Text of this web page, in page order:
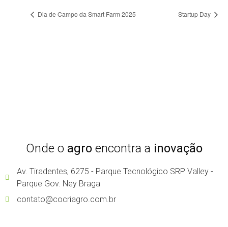
Dia de Campo da Smart Farm 2025 Startup Day
Onde o agroencontra a inovação
Av. Tiradentes, 6275 - Parque Tecnológico SRP Valley -
Parque Gov. Ney Braga
contato@cocriagro.com.br